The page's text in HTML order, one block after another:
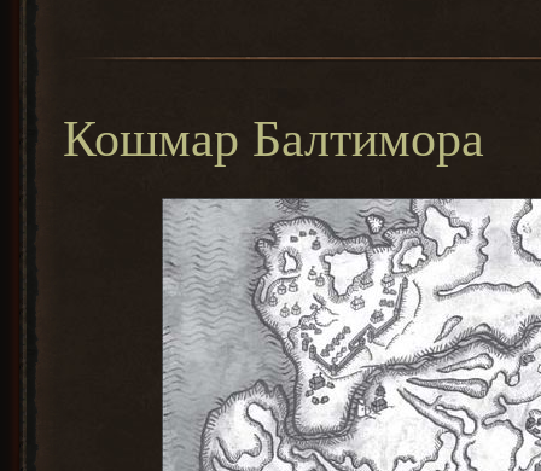
Кошмар Балтимора